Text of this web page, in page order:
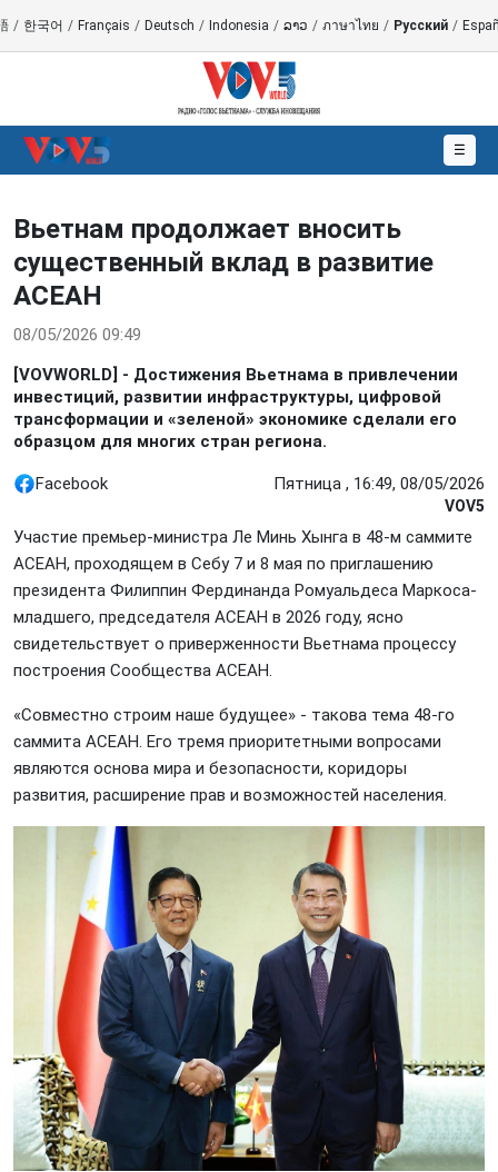
/ 한국어 / Français / Deutsch / Indonesia / ລາວ / ภาษาไทย / Русский /
☰
Вьетнам продолжает вносить
существенный вклад в развитие
АСЕАН
08/05/2026 09:49
[VOVWORLD] - Достижения Вьетнама в привлечении
инвестиций, развитии инфраструктуры, цифровой
трансформации и «зеленой» экономике сделали его
образцом для многих стран региона.
Facebook Пятница , 16:49, 08/05/2026
VOV5
Участие премьер-министра Ле Минь Хынга в 48-м саммите
АСЕАН, проходящем в Себу 7 и 8 мая по приглашению
президента Филиппин Фердинанда Ромуальдеса Маркоса-
младшего, председателя АСЕАН в 2026 году, ясно
свидетельствует о приверженности Вьетнама процессу
построения Сообщества АСЕАН.
«Совместно строим наше будущее» - такова тема 48-го
саммита АСЕАН. Его тремя приоритетными вопросами
являются основа мира и безопасности, коридоры
развития, расширение прав и возможностей населения.